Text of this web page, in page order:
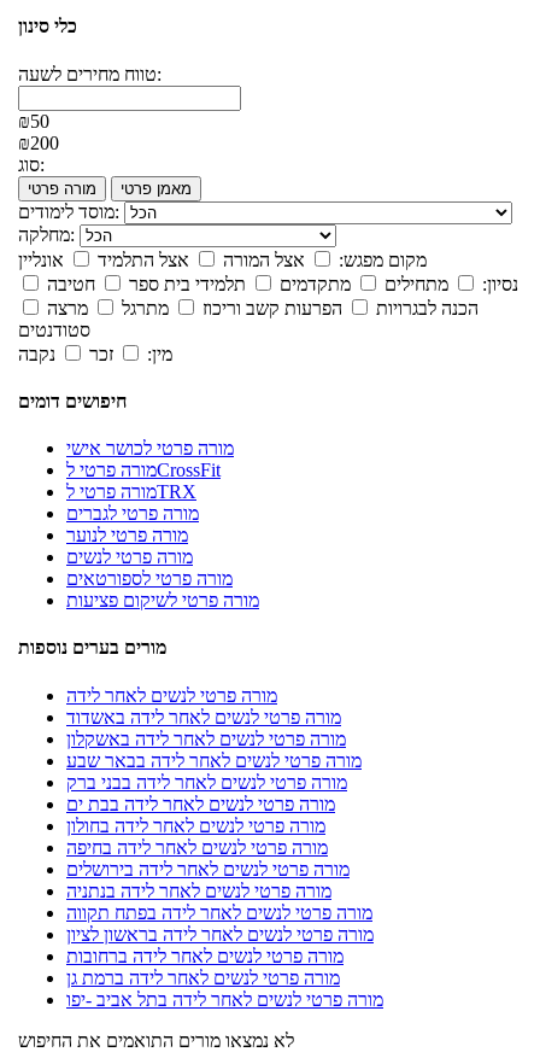
כלי סינון
טווח מחירים לשעה:
₪50
₪200
סוג:
מורה פרטי מאמן פרטי
מוסד לימודים:
מחלקה:
מקום מפגש:
אצל המורה אצל התלמיד
אונליין
נסיון:
מתחילים מתקדמים תלמידי בית ספר
חטיבה
הכנה לבגרויות
הפרעות קשב וריכוז מתרגל
מרצה
סטודנטים
מין:
זכר נקבה
חיפושים דומים
מורה פרטי לכושר אישי
מורה פרטי לCrossFit
מורה פרטי לTRX
מורה פרטי לגברים
מורה פרטי לנוער
מורה פרטי לנשים
מורה פרטי לספורטאים
מורה פרטי לשיקום פציעות
מורים בערים נוספות
מורה פרטי לנשים לאחר לידה
מורה פרטי לנשים לאחר לידה באשדוד
מורה פרטי לנשים לאחר לידה באשקלון
מורה פרטי לנשים לאחר לידה בבאר שבע
מורה פרטי לנשים לאחר לידה בבני ברק
מורה פרטי לנשים לאחר לידה בבת ים
מורה פרטי לנשים לאחר לידה בחולון
מורה פרטי לנשים לאחר לידה בחיפה
מורה פרטי לנשים לאחר לידה בירושלים
מורה פרטי לנשים לאחר לידה בנתניה
מורה פרטי לנשים לאחר לידה בפתח תקווה
מורה פרטי לנשים לאחר לידה בראשון לציון
מורה פרטי לנשים לאחר לידה ברחובות
מורה פרטי לנשים לאחר לידה ברמת גן
מורה פרטי לנשים לאחר לידה בתל אביב -יפו
לא נמצאו מורים התואמים את החיפוש